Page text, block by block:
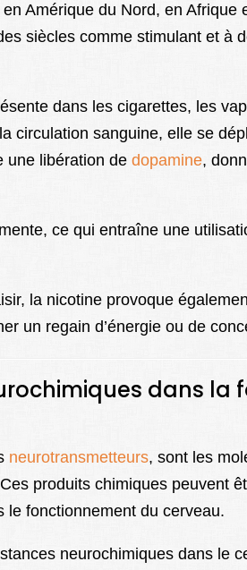
Amérique du Nord, en Afrique
siècles comme stimulant et à
dans les cigarettes, les
circulation sanguine, elle se
une libération de dopamine,
ce qui entraîne une
la nicotine provoque
un regain d’énergie ou de
dans la
neurotransmetteurs, sont les
produits chimiques peuvent
le fonctionnement du cerveau.
neurochimiques dans le